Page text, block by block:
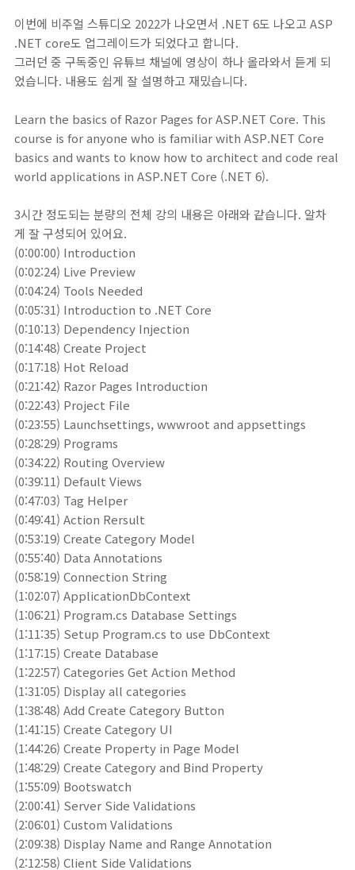
이번에 비주얼 스튜디오 2022가 나오면서 .NET 6도 나오고 ASP
.NET core도 업그레이드가 되었다고 합니다.
그러던 중 구독중인 유튜브 채널에 영상이 하나 올라와서 듣게 되
었습니다. 내용도 쉽게 잘 설명하고 재밌습니다.
Learn the basics of Razor Pages for ASP.NET Core. This
course is for anyone who is familiar with ASP.NET Core
basics and wants to know how to architect and code real
world applications in ASP.NET Core (.NET 6).
3시간 정도되는 분량의 전체 강의 내용은 아래와 같습니다. 알차
게 잘 구성되어 있어요.
(0:00:00) Introduction
(0:02:24) Live Preview
(0:04:24) Tools Needed
(0:05:31) Introduction to .NET Core
(0:10:13) Dependency Injection
(0:14:48) Create Project
(0:17:18) Hot Reload
(0:21:42) Razor Pages Introduction
(0:22:43) Project File
(0:23:55) Launchsettings, wwwroot and appsettings
(0:28:29) Programs
(0:34:22) Routing Overview
(0:39:11) Default Views
(0:47:03) Tag Helper
(0:49:41) Action Rersult
(0:53:19) Create Category Model
(0:55:40) Data Annotations
(0:58:19) Connection String
(1:02:07) ApplicationDbContext
(1:06:21) Program.cs Database Settings
(1:11:35) Setup Program.cs to use DbContext
(1:17:15) Create Database
(1:22:57) Categories Get Action Method
(1:31:05) Display all categories
(1:38:48) Add Create Category Button
(1:41:15) Create Category UI
(1:44:26) Create Property in Page Model
(1:48:29) Create Category and Bind Property
(1:55:09) Bootswatch
(2:00:41) Server Side Validations
(2:06:01) Custom Validations
(2:09:38) Display Name and Range Annotation
(2:12:58) Client Side Validations